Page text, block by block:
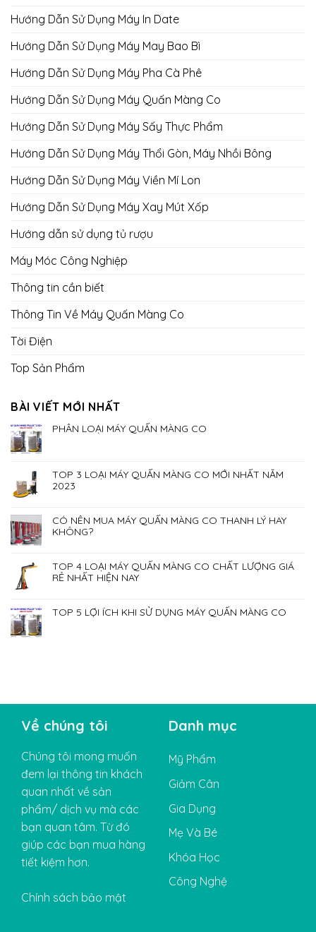
Hướng Dẫn Sử Dụng Máy In Date
Hướng Dẫn Sử Dụng Máy May Bao Bì
Hướng Dẫn Sử Dụng Máy Pha Cà Phê
Hướng Dẫn Sử Dụng Máy Quấn Màng Co
Hướng Dẫn Sử Dụng Máy Sấy Thực Phẩm
Hướng Dẫn Sử Dụng Máy Thổi Gòn, Máy Nhồi Bông
Hướng Dẫn Sử Dụng Máy Viền Mí Lon
Hướng Dẫn Sử Dụng Máy Xay Mút Xốp
Hướng dẫn sử dụng tủ rượu
Máy Móc Công Nghiệp
Thông tin cần biết
Thông Tin Về Máy Quấn Màng Co
Tời Điện
Top Sản Phẩm
BÀI VIẾT MỚI NHẤT
PHÂN LOẠI MÁY QUẤN MÀNG CO
TOP 3 LOẠI MÁY QUẤN MÀNG CO MỚI NHẤT NĂM
2023
CÓ NÊN MUA MÁY QUẤN MÀNG CO THANH LÝ HAY
KHÔNG?
TOP 4 LOẠI MÁY QUẤN MÀNG CO CHẤT LƯỢNG GIÁ
RẺ NHẤT HIỆN NAY
TOP 5 LỢI ÍCH KHI SỬ DỤNG MÁY QUẤN MÀNG CO
Về chúng tôi
Chúng tôi mong muốn
đem lại thông tin khách
quan nhất về sản
phẩm/ dịch vụ mà các
bạn quan tâm. Từ đó
giúp các bạn mua hàng
tiết kiệm hơn.
Chính sách bảo mật
Danh mục
Mỹ Phẩm
Giảm Cân
Gia Dụng
Mẹ Và Bé
Khóa Học
Công Nghệ